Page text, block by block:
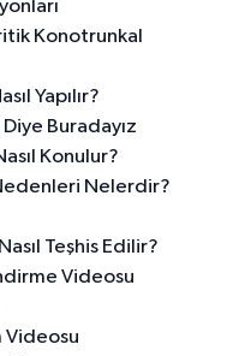
Konotrunkal
Yapılır?
Buradayız
Konulur?
Nelerdir?
Teşhis Edilir?
Videosu
Videosu